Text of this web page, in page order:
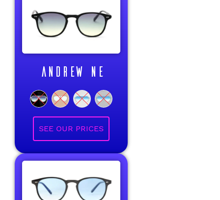
ANDREW NE